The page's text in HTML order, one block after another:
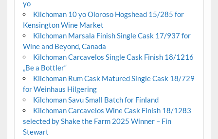
yo
Kilchoman 10 yo Oloroso Hogshead 15/285 for
Kensington Wine Market
Kilchoman Marsala Finish Single Cask 17/937 for
Wine and Beyond, Canada
Kilchoman Carcavelos Single Cask Finish 18/1216
„Be a Bottler“
Kilchoman Rum Cask Matured Single Cask 18/729
for Weinhaus Hilgering
Kilchoman Savu Small Batch for Finland
Kilchoman Carcavelos Wine Cask Finish 18/1283
selected by Shake the Farm 2025 Winner – Fin
Stewart